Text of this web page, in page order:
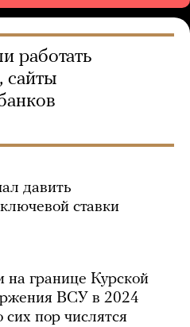
работать
сайты
давить
ставки
на границе Курской
ВСУ в 2024
пор числятся